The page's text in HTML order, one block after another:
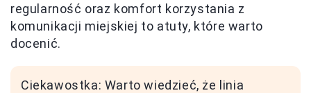
regularność oraz komfort korzystania z
komunikacji miejskiej to atuty, które warto
docenić.
Ciekawostka: Warto wiedzieć, że linia